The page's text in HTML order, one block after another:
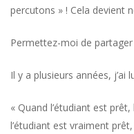
percutons » ! Cela devient
Permettez-moi de
Il y a plusieurs années, j’ai
« Quand l’étudiant est
l’étudiant est vraiment